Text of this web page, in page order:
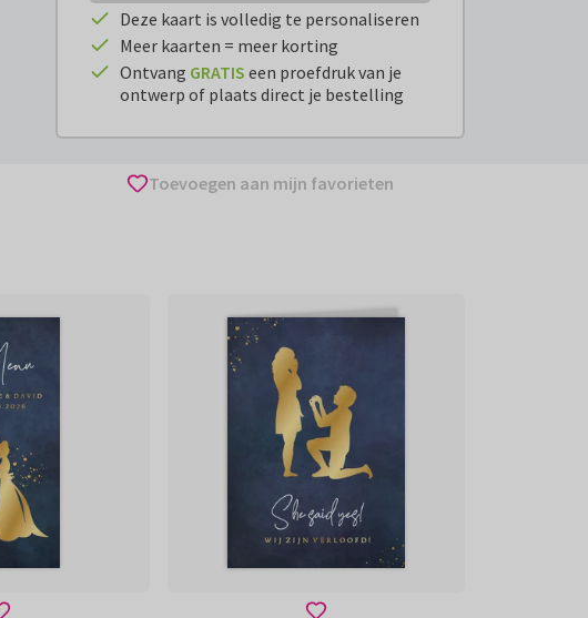
Deze kaart is volledig te personaliseren
Meer kaarten = meer korting
Ontvang GRATIS een proefdruk van je
ontwerp of plaats direct je bestelling
Toevoegen aan mijn favorieten